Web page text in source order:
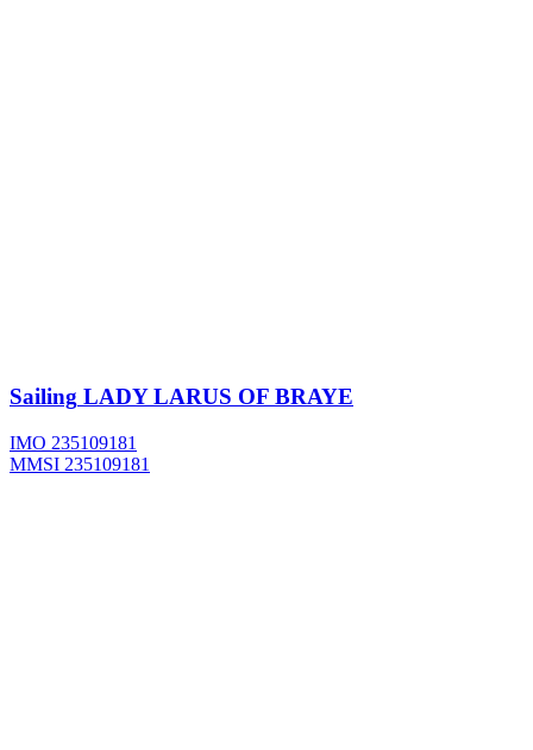
Sailing LADY LARUS OF BRAYE
IMO 235109181
MMSI 235109181